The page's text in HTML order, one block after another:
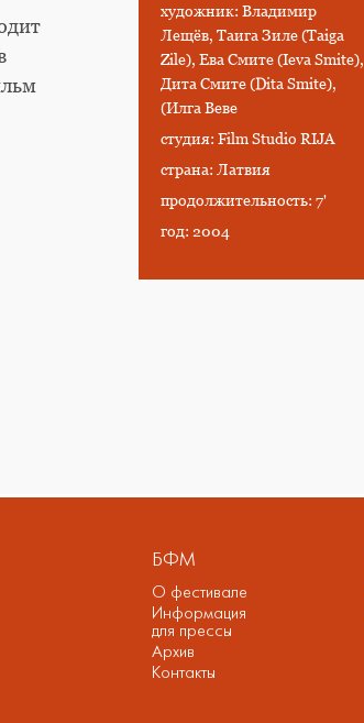
художник: Владимир
Лещёв, Таига Зиле (Taiga
Zile), Ева Смите (Ieva Smite),
Дита Смите (Dita Smite),
(Илга Веве
студия: Film Studio RIJA
страна: Латвия
продолжительность: 7'
год: 2004
БФМ
О фестивале
Информация
для прессы
Архив
Контакты